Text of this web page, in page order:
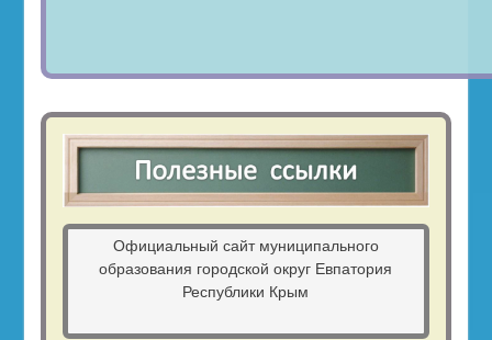
Официальный сайт муниципального
образования городской округ Евпатория
Республики Крым